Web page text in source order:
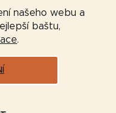
našeho webu a
baštu,
.